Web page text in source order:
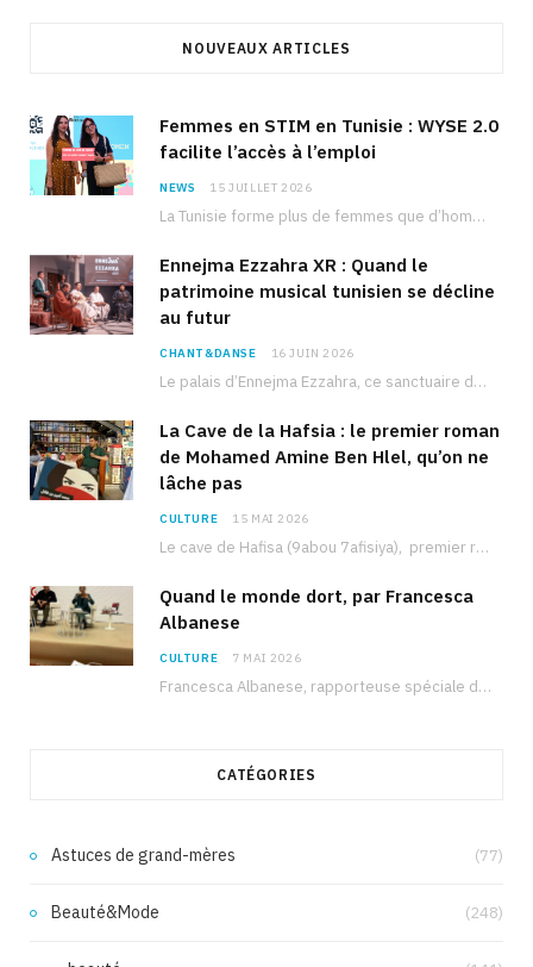
NOUVEAUX ARTICLES
Femmes en STIM en Tunisie : WYSE 2.0
facilite l’accès à l’emploi
NEWS 15 JUILLET 2026
La Tunisie forme plus de femmes que d’hommes dans les filières scientifiques. Pourtant, pour beaucoup…
Ennejma Ezzahra XR : Quand le
patrimoine musical tunisien se décline
au futur
CHANT&DANSE 16 JUIN 2026
Le palais d’Ennejma Ezzahra, ce sanctuaire de la musique tunisienne et méditerranéenne construit par le…
La Cave de la Hafsia : le premier roman
de Mohamed Amine Ben Hlel, qu’on ne
lâche pas
CULTURE 15 MAI 2026
Le cave de Hafisa (9abou 7afisiya), premier roman du journaliste tunisien Mohamed Amine Ben Hlel,…
Quand le monde dort, par Francesca
Albanese
CULTURE 7 MAI 2026
Francesca Albanese, rapporteuse spéciale de l’ONU sur les territoires palestiniens occupés, était à Tunis pour…
CATÉGORIES
Astuces de grand-mères (77)
Beauté&Mode (248)